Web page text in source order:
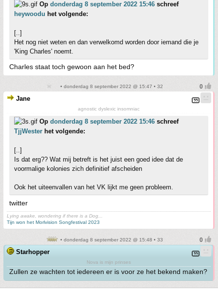
Op donderdag 8 september 2022 15:46 schreef
heywoodu het volgende:
[..]
Het nog niet weten en dan verwelkomd worden door iemand die je
'King Charles' noemt.
Charles staat toch gewoon aan het bed?
• donderdag 8 september 2022 @ 15:47 • 32
Jane
agnostic dyslexic insomniac
Op donderdag 8 september 2022 15:46 schreef
TjjWester het volgende:
[..]
Is dat erg?? Wat mij betreft is het juist een goed idee dat de
voormalige kolonies zich definitief afscheiden
Ook het uiteenvallen van het VK lijkt me geen probleem.
twitter
Lying awake, wondering if there is a Dog...
Tijn won het Morlvision Songfestival 2023
• donderdag 8 september 2022 @ 15:48 • 33
Starhopper
Nova is mijn prinses
Zullen ze wachten tot iedereen er is voor ze het bekend maken?